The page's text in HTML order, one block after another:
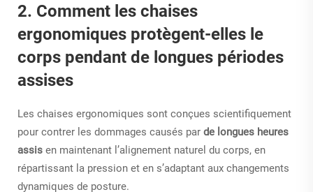
2. Comment les chaises
ergonomiques protègent-elles le
corps pendant de longues périodes
assises
Les chaises ergonomiques sont conçues scientifiquement
pour contrer les dommages causés par de longues heures
assis en maintenant l’alignement naturel du corps, en
répartissant la pression et en s’adaptant aux changements
dynamiques de posture.